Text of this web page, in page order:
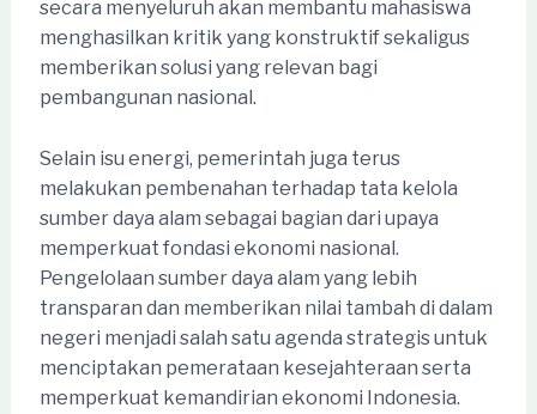
secara menyeluruh akan membantu mahasiswa
menghasilkan kritik yang konstruktif sekaligus
memberikan solusi yang relevan bagi
pembangunan nasional.
Selain isu energi, pemerintah juga terus
melakukan pembenahan terhadap tata kelola
sumber daya alam sebagai bagian dari upaya
memperkuat fondasi ekonomi nasional.
Pengelolaan sumber daya alam yang lebih
transparan dan memberikan nilai tambah di dalam
negeri menjadi salah satu agenda strategis untuk
menciptakan pemerataan kesejahteraan serta
memperkuat kemandirian ekonomi Indonesia.